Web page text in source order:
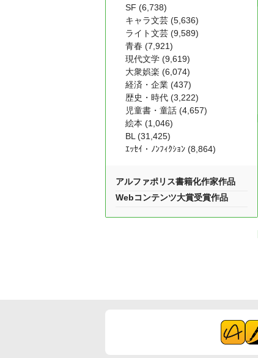
SF (6,738)
キャラ文芸 (5,636)
ライト文芸 (9,589)
青春 (7,921)
現代文学 (9,619)
大衆娯楽 (6,074)
経済・企業 (437)
歴史・時代 (3,222)
児童書・童話 (4,657)
絵本 (1,046)
BL (31,425)
ｴｯｾｲ・ﾉﾝﾌｨｸｼｮﾝ (8,864)
アルファポリス書籍化作家作品
Webコンテンツ大賞受賞作品